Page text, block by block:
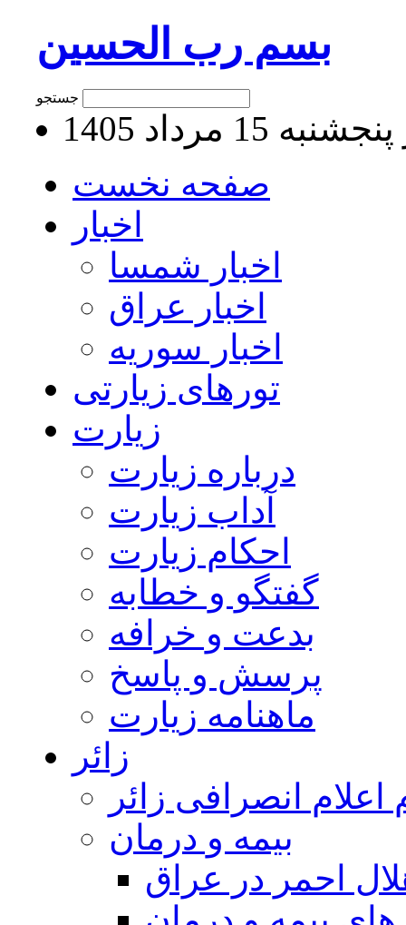
بسم رب الحسین
15 مرداد 1405
صفحه نخست
اخبار
اخبار شمسا
اخبار عراق
اخبار سوریه
تورهای زیارتی
زیارت
درباره زیارت
آداب زیارت
احکام زیارت
گفتگو و خطابه
بدعت و خرافه
پرسش و پاسخ
ماهنامه زیارت
زائر
اعلام انصرافی زائر
بيمه و درمان
احمر در عراق